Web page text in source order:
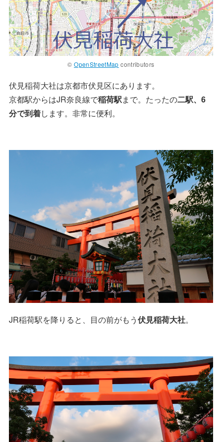
©OpenStreetMap contributors
伏見稲荷大社は京都市伏見区にあります。
京都駅からはJR奈良線で稲荷駅まで。たったの二駅、6
分で到着します。非常に便利。
JR稲荷駅を降りると、目の前がもう伏見稲荷大社。